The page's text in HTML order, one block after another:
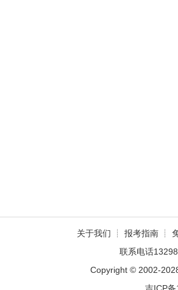
关于我们 ┊ 报考指南 ┊
联系电话
Copyright © 2002-